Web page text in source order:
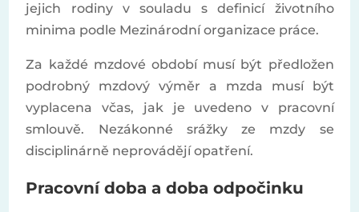
jejich rodiny v souladu s definicí životního
minima podle Mezinárodní organizace práce.
Za každé mzdové období musí být předložen
podrobný mzdový výměr a mzda musí být
vyplacena včas, jak je uvedeno v pracovní
smlouvě. Nezákonné srážky ze mzdy se
disciplinárně neprovádějí opatření.
Pracovní doba a doba odpočinku